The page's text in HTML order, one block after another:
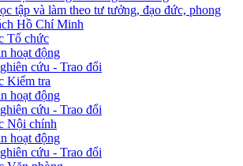
tập và làm theo tư tưởng, đạo đức, phong
Hồ Chí Minh
Tổ chức
hoạt động
cứu - Trao đổi
Kiểm tra
hoạt động
cứu - Trao đổi
Nội chính
hoạt động
cứu - Trao đổi